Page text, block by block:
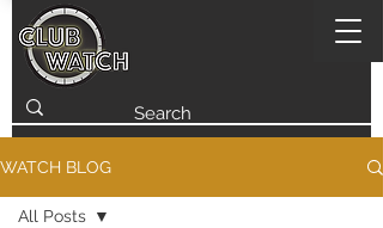
WATCH BLOG
All Posts